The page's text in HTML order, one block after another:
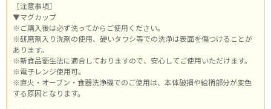
［注意事項］
▼マグカップ
※ご購入後は必ず洗ってからご使用ください。
※研磨剤入り洗剤の使用、硬いタワシ等での洗浄は表面を傷つけることが
あります。
※新食品衛生法に適合しておりますので、安心してご使用いただけます。
※電子レンジ使用可。
※直火・オーブン・食器洗浄機でのご使用は、本体破損や絵柄部分が変色
する原因となります。